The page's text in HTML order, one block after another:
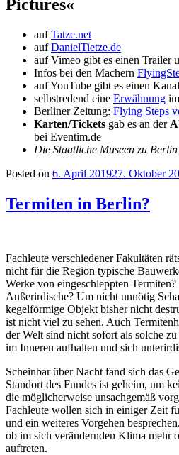
Pictures«
aufTatze.net
aufDanielTietze.de
auf Vimeo gibt es einen Trailer
Infos bei den Machern
auf YouTube gibt es einen
selbstredend eine Erwähnung im
Berliner Zeitung: Flying Steps
Karten/Tickets gab es an der
bei Eventim.de
Die Staatliche Museen zu
Posted on 6. April 201927. Oktober
Termiten in Berlin?
Fachleute verschiedener Fakultäten
nicht für die Region typische
Werke von eingeschleppten
Außerirdische? Um nicht unnötig
kegelförmige Objekt bisher nicht
ist nicht viel zu sehen. Auch
der Welt sind nicht sofort als solche
im Inneren aufhalten und sich
Scheinbar über Nacht fand sich das
Standort des Fundes ist geheim, um
die möglicherweise unsachgemäß
Fachleute wollen sich in einiger Zeit
und ein weiteres Vorgehen
ob im sich verändernden Klima mehr
auftreten.